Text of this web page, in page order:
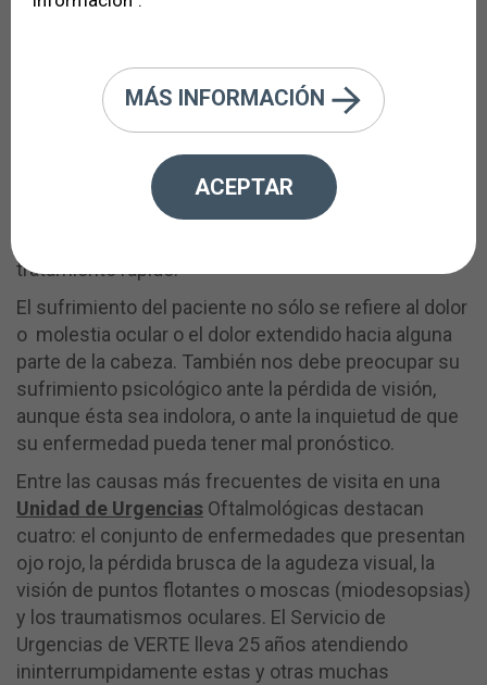
El oftalmólgo cerca de mí
Se define como visita médica de urgencia
oftalmológica aquella que debe realizarse con
prontitud, fundamentalmente por dos razones:
porque el paciente sufre o porque la enfermedad
tratamiento rápido.
El sufrimiento del paciente no sólo se refiere al dolor
o molestia ocular o el dolor extendido hacia alguna
parte de la cabeza. También nos debe preocupar su
sufrimiento psicológico ante la pérdida de visión,
aunque ésta sea indolora, o ante la inquietud de que
su enfermedad pueda tener mal pronóstico.
Entre las causas más frecuentes de visita en una
Unidad de Urgencias Oftalmológicas destacan
cuatro: el conjunto de enfermedades que presentan
ojo rojo, la pérdida brusca de la agudeza visual, la
visión de puntos flotantes o moscas (miodesopsias)
y los traumatismos oculares. El Servicio de
Urgencias de VERTE lleva 25 años atendiendo
ininterrumpidamente estas y otras muchas
MÁS INFORMACIÓN
ACEPTAR